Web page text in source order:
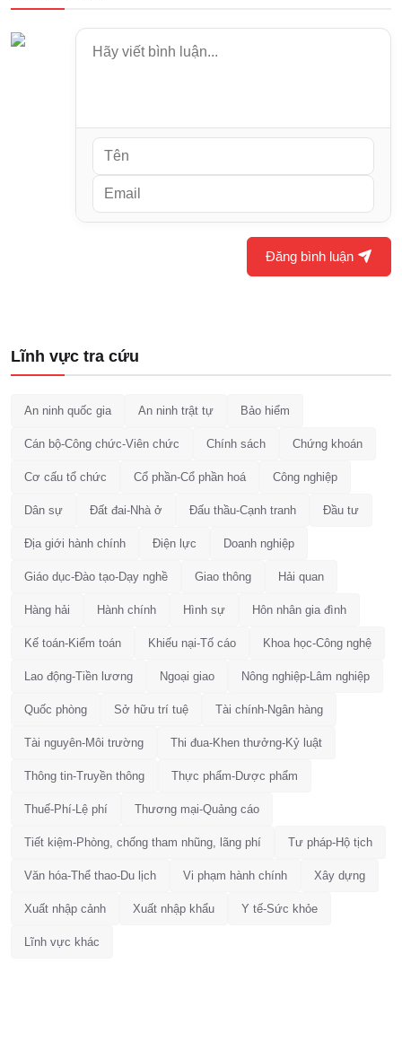
Đăng bình luận
Lĩnh vực tra cứu
An ninh quốc gia An ninh trật tự Bảo hiểm
Cán bộ-Công chức-Viên chức Chính sách Chứng khoán
Cơ cấu tổ chức Cổ phần-Cổ phần hoá Công nghiệp
Dân sự Đất đai-Nhà ở Đấu thầu-Cạnh tranh Đầu tư
Địa giới hành chính Điện lực Doanh nghiệp
Giáo dục-Đào tạo-Dạy nghề Giao thông Hải quan
Hàng hải Hành chính Hình sự Hôn nhân gia đình
Kế toán-Kiểm toán Khiếu nại-Tố cáo Khoa học-Công nghệ
Lao động-Tiền lương Ngoại giao Nông nghiệp-Lâm nghiệp
Quốc phòng Sở hữu trí tuệ Tài chính-Ngân hàng
Tài nguyên-Môi trường Thi đua-Khen thưởng-Kỷ luật
Thông tin-Truyền thông Thực phẩm-Dược phẩm
Thuế-Phí-Lệ phí Thương mại-Quảng cáo
Tiết kiệm-Phòng, chống tham nhũng, lãng phí Tư pháp-Hộ tịch
Văn hóa-Thể thao-Du lịch Vi phạm hành chính Xây dựng
Xuất nhập cảnh Xuất nhập khẩu Y tế-Sức khỏe
Lĩnh vực khác